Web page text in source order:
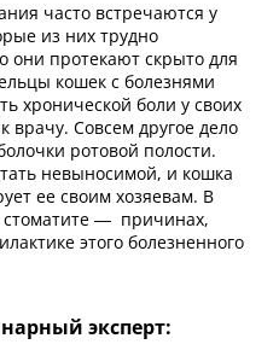
часто встречаются у
из них трудно
они протекают скрыто для
кошек с болезнями
хронической боли у своих
Совсем другое дело
ротовой полости.
невыносимой, и кошка
ее своим хозяевам. В
стоматите — причинах,
этого болезненного
эксперт: